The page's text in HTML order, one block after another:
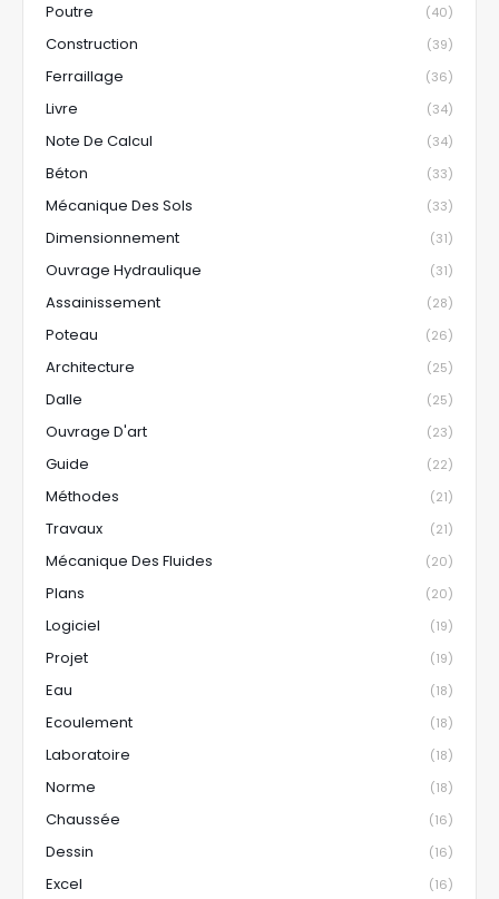
Poutre (40)
Construction (39)
Ferraillage (36)
Livre (34)
Note De Calcul (34)
Béton (33)
Mécanique Des Sols (33)
Dimensionnement (31)
Ouvrage Hydraulique (31)
Assainissement (28)
Poteau (26)
Architecture (25)
Dalle (25)
Ouvrage D'art (23)
Guide (22)
Méthodes (21)
Travaux (21)
Mécanique Des Fluides (20)
Plans (20)
Logiciel (19)
Projet (19)
Eau (18)
Ecoulement (18)
Laboratoire (18)
Norme (18)
Chaussée (16)
Dessin (16)
Excel (16)